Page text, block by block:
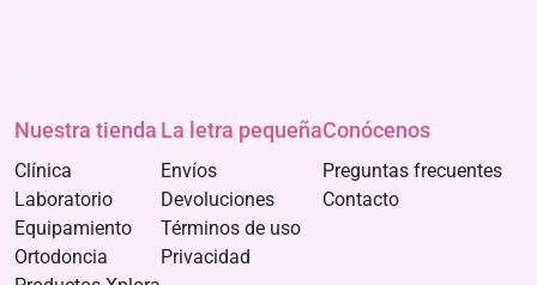
Nuestra tienda
Clínica
Laboratorio
Equipamiento
Ortodoncia
La letra pequeña
Envíos
Devoluciones
Términos de uso
Privacidad
Conócenos
Preguntas frecuentes
Contacto